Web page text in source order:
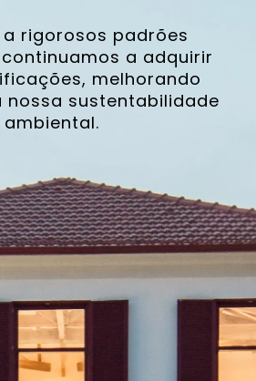
rigorosos padrões
a adquirir
melhorando
nossa sustentabilidade
ambiental.